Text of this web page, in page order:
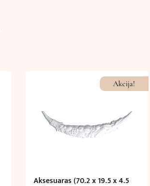
Akcija!
Aksesuaras (70.2 x 19.5 x 4.5